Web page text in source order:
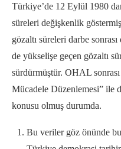
Türkiye’de 12 Eylül 1980
süreleri değişkenlik
gözaltı süreleri darbe
de yükselişe geçen gözaltı
sürdürmüştür. OHAL
Mücadele Düzenlemesi” ile
konusu olmuş durumda.
Bu veriler göz önünde